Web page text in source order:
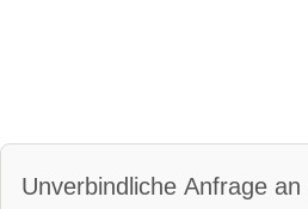
Unverbindliche Anfrage an